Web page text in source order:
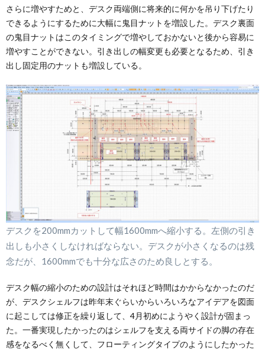
さらに増やすためと、デスク両端側に将来的に何かを吊り下げたり
できるようにするために大幅に鬼目ナットを増設した。デスク裏面
の鬼目ナットはこのタイミングで増やしておかないと後から容易に
増やすことができない。引き出しの幅変更も必要となるため、引き
出し固定用のナットも増設している。
デスクを200mmカットして幅1600mmへ縮小する。左側の引き
出しも小さくしなければならない。デスクが小さくなるのは残
念だが、1600mmでも十分な広さのため良しとする。
デスク幅の縮小のための設計はそれほど時間はかからなかったのだ
が、デスクシェルフは昨年末ぐらいからいろいろなアイデアを図面
に起こしては修正を繰り返して、4月初めにようやく設計が固まっ
た。一番実現したかったのはシェルフを支える両サイドの脚の存在
感をなるべく無くして、フローティングタイプのようにしたかった